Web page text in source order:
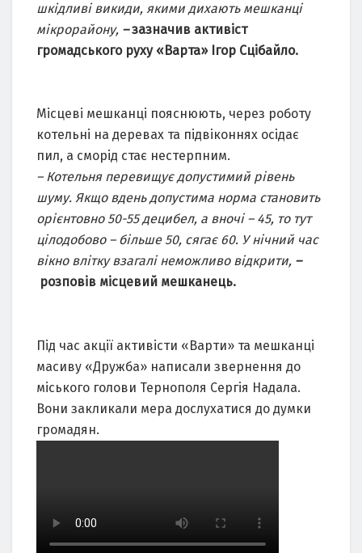
шкідливі викиди, якими дихають мешканці
мікрорайону, –зазначив активіст
громадського руху «Варта» Ігор Сцібайло.
Місцеві мешканці пояснюють, через роботу
котельні на деревах та підвіконнях осідає
пил, а сморід стає нестерпним.
– Котельня перевищує допустимий рівень
шуму. Якщо вдень допустима норма становить
орієнтовно 50-55 децибел, а вночі – 45, то тут
цілодобово – більше 50, сягає 60. У нічний час
вікно влітку взагалі неможливо відкрити, –
розповів місцевий мешканець.
Під час акції активісти «Варти» та мешканці
масиву «Дружба» написали звернення до
міського голови Тернополя Сергія Надала.
Вони закликали мера дослухатися до думки
громадян.